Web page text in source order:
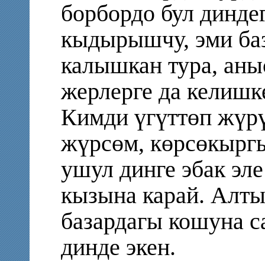
борбордо бул
кыдырышчу, эми
калышкан тура,
жерлерге да
Кимди үгүттөп
жүрсөм,
ушул динге эбак
кызына карай.
базардагы кошуна
динде экен.